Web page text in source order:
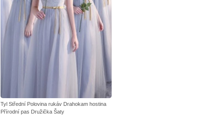
Tyl Střední Polovina rukáv Drahokam hostina
Přírodní pas Družička Šaty